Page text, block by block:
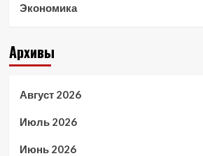
Экономика
Архивы
Август 2026
Июль 2026
Июнь 2026